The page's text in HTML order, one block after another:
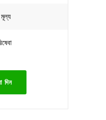
মূল্য
দিন